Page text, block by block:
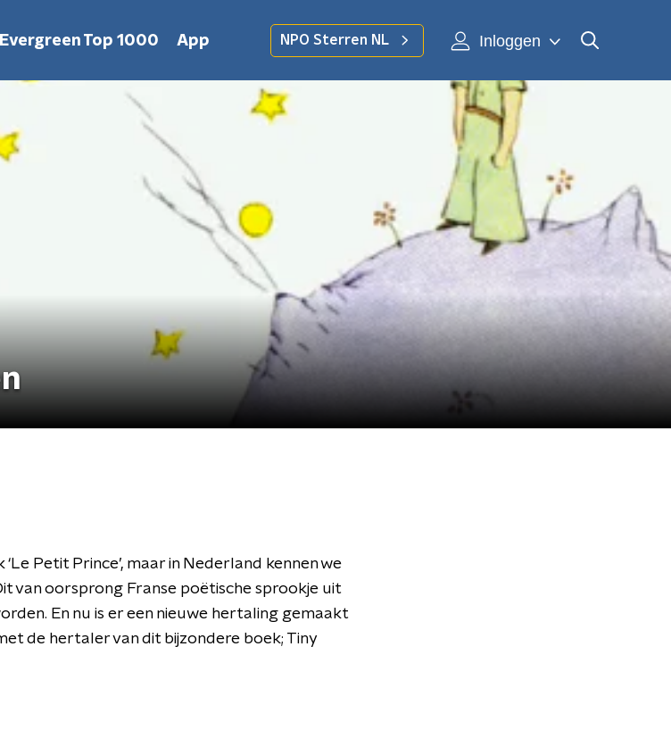
Evergreen Top 1000 App NPO Sterren NL Inloggen
Petit Prince’, maar in Nederland kennen we
van oorsprong Franse poëtische sprookje uit
En nu is er een nieuwe hertaling gemaakt
de hertaler van dit bijzondere boek; Tiny